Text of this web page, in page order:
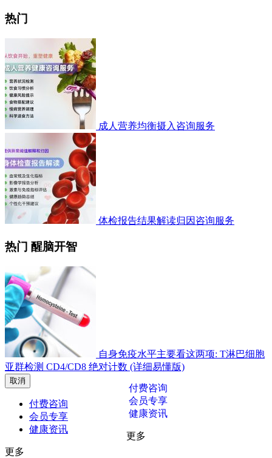
热门
成人营养均衡摄入咨询服务
体检报告结果解读归因咨询服务
热门 醒脑开智
自身免疫水平主要看这两项: T淋巴细胞
亚群检测 CD4/CD8 绝对计数 (详细易懂版)
取消
付费咨询
付费咨询
会员专享
会员专享
健康资讯
健康资讯
更多
更多